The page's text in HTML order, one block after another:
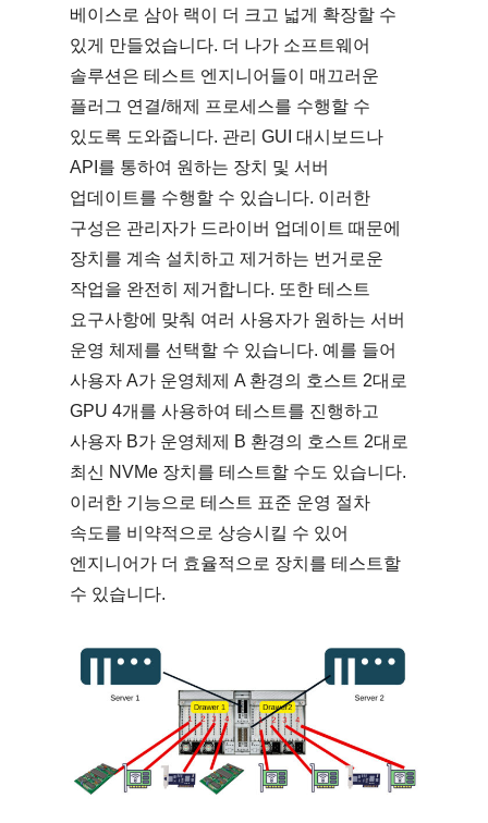
베이스로 삼아 랙이 더 크고 넓게 확장할 수
있게 만들었습니다. 더 나가 소프트웨어
솔루션은 테스트 엔지니어들이 매끄러운
플러그 연결/해제 프로세스를 수행할 수
있도록 도와줍니다. 관리 GUI 대시보드나
API를 통하여 원하는 장치 및 서버
업데이트를 수행할 수 있습니다. 이러한
구성은 관리자가 드라이버 업데이트 때문에
장치를 계속 설치하고 제거하는 번거로운
작업을 완전히 제거합니다. 또한 테스트
요구사항에 맞춰 여러 사용자가 원하는 서버
운영 체제를 선택할 수 있습니다. 예를 들어
사용자 A가 운영체제 A 환경의 호스트 2대로
GPU 4개를 사용하여 테스트를 진행하고
사용자 B가 운영체제 B 환경의 호스트 2대로
최신 NVMe 장치를 테스트할 수도 있습니다.
이러한 기능으로 테스트 표준 운영 절차
속도를 비약적으로 상승시킬 수 있어
엔지니어가 더 효율적으로 장치를 테스트할
수 있습니다.